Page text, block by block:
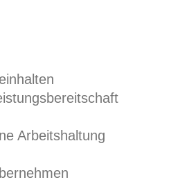
Arbeitshaltung